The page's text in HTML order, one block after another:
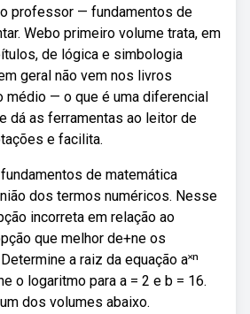
professor — fundamentos de
Webo primeiro volume trata, em
de lógica e simbologia
geral não vem nos livros
médio — o que é uma diferencial
dá as ferramentas ao leitor de
e facilita.
de matemática
dos termos numéricos. Nesse
incorreta em relação ao
que melhor de+ne os
a raiz da equação a˟ⁿ
o logaritmo para a = 2 e b = 16.
dos volumes abaixo.